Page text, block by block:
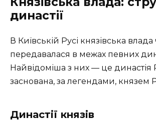
династії
В Київській Русі князівська влада
передавалася в межах певних
Найвідоміша з них — це династія
заснована, за легендами, князем
Династії князів